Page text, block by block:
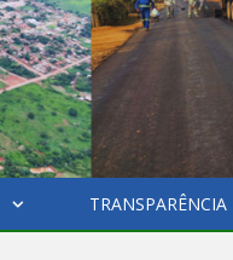
TRANSPARÊNCIA